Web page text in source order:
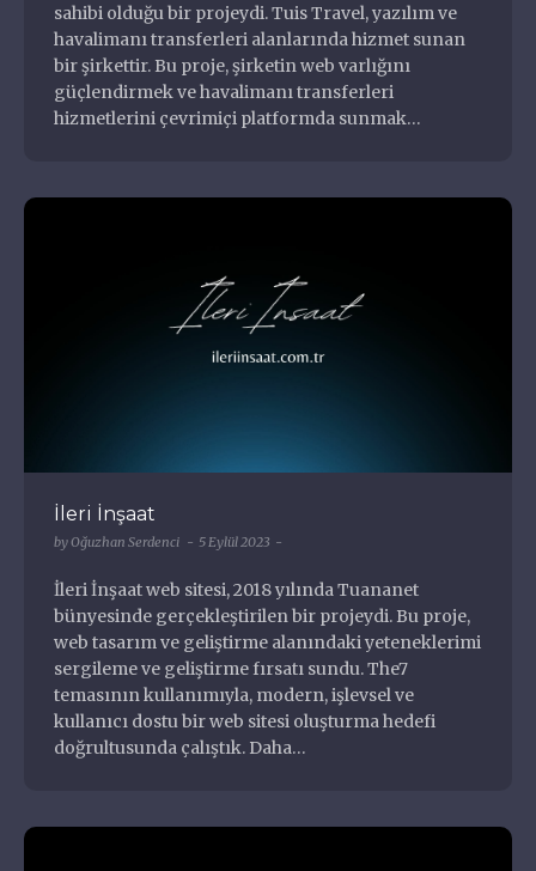
sahibi olduğu bir projeydi. Tuis Travel, yazılım ve
havalimanı transferleri alanlarında hizmet sunan
bir şirkettir. Bu proje, şirketin web varlığını
güçlendirmek ve havalimanı transferleri
hizmetlerini çevrimiçi platformda sunmak…
İleri İnşaat
byOğuzhan Serdenci 5 Eylül 2023
İleri İnşaat web sitesi, 2018 yılında Tuananet
bünyesinde gerçekleştirilen bir projeydi. Bu proje,
web tasarım ve geliştirme alanındaki yeteneklerimi
sergileme ve geliştirme fırsatı sundu. The7
temasının kullanımıyla, modern, işlevsel ve
kullanıcı dostu bir web sitesi oluşturma hedefi
doğrultusunda çalıştık. Daha…